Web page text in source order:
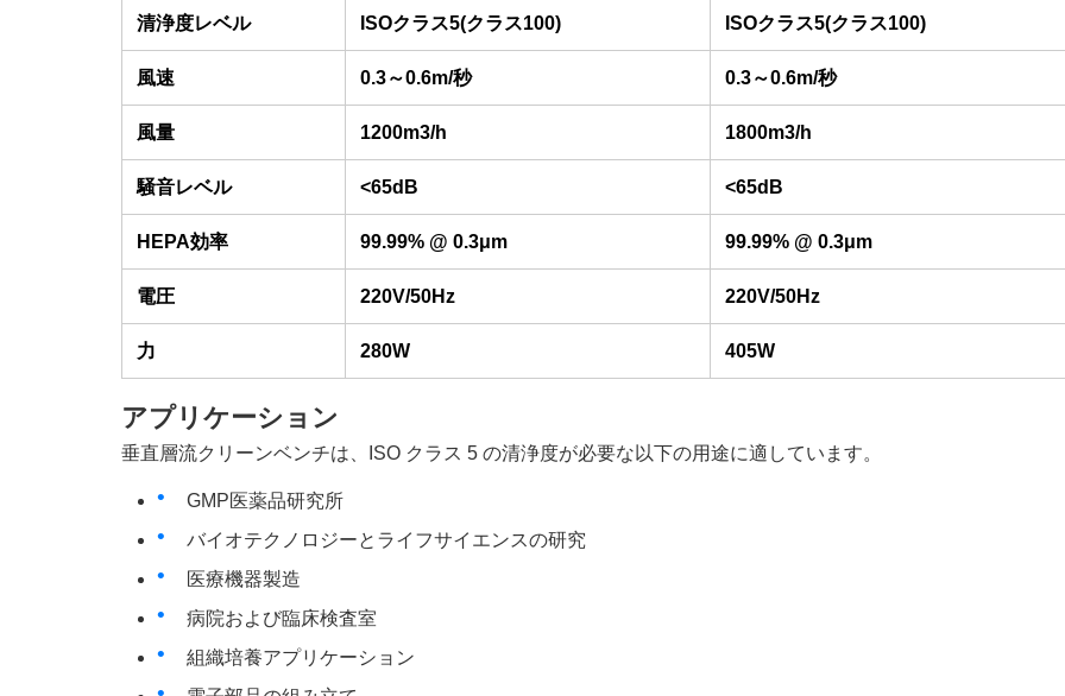
清浄度レベル ISOクラス5(クラス100) ISOクラス5(クラス100)
風速 0.3～0.6m/秒 0.3～0.6m/秒
風量 1200m3/h 1800m3/h
騒音レベル <65dB <65dB
HEPA効率 99.99% @ 0.3μm 99.99% @ 0.3μm
電圧 220V/50Hz 220V/50Hz
力 280W 405W
アプリケーション
垂直層流クリーンベンチは、ISO クラス 5 の清浄度が必要な以下の用途に適しています。
GMP医薬品研究所
バイオテクノロジーとライフサイエンスの研究
医療機器製造
病院および臨床検査室
組織培養アプリケーション